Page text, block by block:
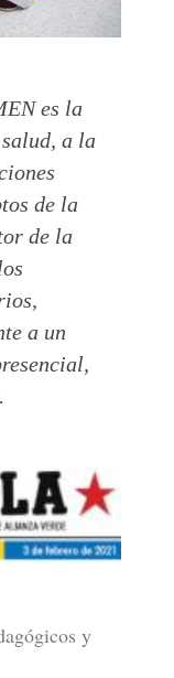
es la
a la
de la
de la
a un
y